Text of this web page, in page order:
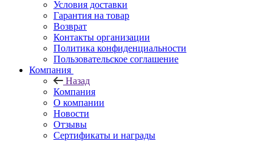
Условия доставки
Гарантия на товар
Возврат
Контакты организации
Политика конфиденциальности
Пользовательское соглашение
Компания
Назад
Компания
О компании
Новости
Отзывы
Сертификаты и награды